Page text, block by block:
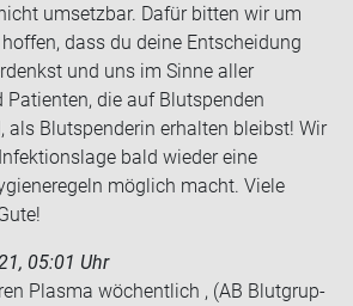
umsetzbar. Dafür bitten wir um
dass du deine Entscheidung
und uns im Sinne aller
Patienten, die auf Blutspenden
als Blutspenderin erhalten bleibst! Wir
bald wieder eine
möglich macht. Viele
05:01 Uhr
Plas­ma wö­chent­lich , (AB Blut­grup­